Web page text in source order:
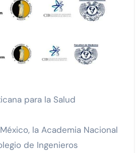
la Academia Nacional
de Ingenieros